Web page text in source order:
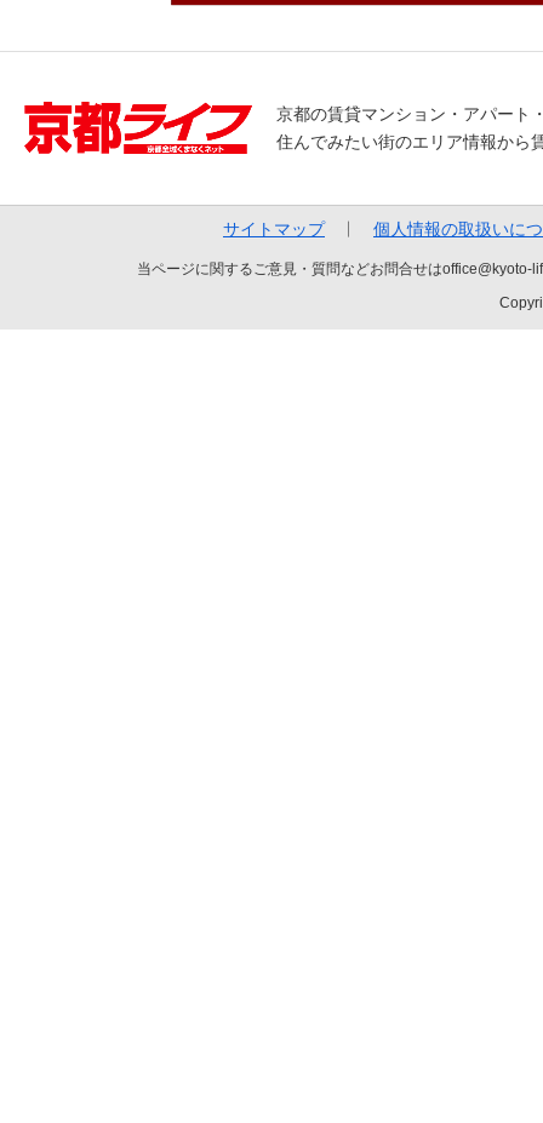
京都の賃貸マンション・アパート
住んでみたい街のエリア情報から
サイトマップ 個人情報の取扱いに
当ページに関するご意見・質問などお問合せは